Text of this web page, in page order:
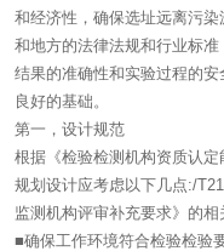
和经济性，确保选址远离污
和地方的法律法规和行业标
结果的准确性和实验过程的
良好的基础。
第一，设计规范
根据《检验检测机构资质认
规划设计应考虑以下几点:/
监测机构评审补充要求》的相
■确保工作环境符合检验检验要